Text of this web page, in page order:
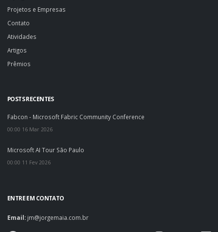
Projetos e Empresas
Contato
Atividades
Artigos
Prêmios
POSTS RECENTES
Fabcon - Microsoft Fabric Community Conference
00:00 16 Mar 2026
Microsoft AI Tour São Paulo
00:00 11 Fev 2026
ENTRE EM CONTATO
Email: jm@jorgemaia.com.br